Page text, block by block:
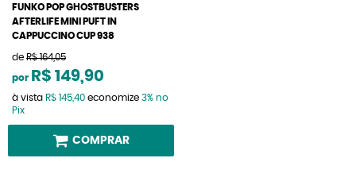
FUNKO POP GHOSTBUSTERS
AFTERLIFE MINI PUFT IN
CAPPUCCINO CUP 938
de R$ 164,05
por R$ 149,90
à vista R$ 145,40 economize 3% no
Pix
COMPRAR